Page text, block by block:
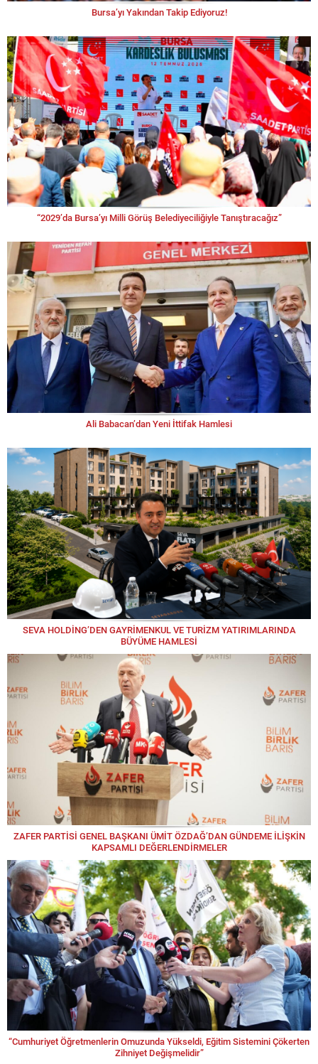
Bursa’yı Yakından Takip Ediyoruz!
“2029’da Bursa’yı Milli Görüş Belediyeciliğiyle Tanıştıracağız”
Ali Babacan’dan Yeni İttifak Hamlesi
SEVA HOLDİNG’DEN GAYRİMENKUL VE TURİZM YATIRIMLARINDA
BÜYÜME HAMLESİ
ZAFER PARTİSİ GENEL BAŞKANI ÜMİT ÖZDAĞ’DAN GÜNDEME İLİŞKİN
KAPSAMLI DEĞERLENDİRMELER
“Cumhuriyet Öğretmenlerin Omuzunda Yükseldi, Eğitim Sistemini Çökerten
Zihniyet Değişmelidir”